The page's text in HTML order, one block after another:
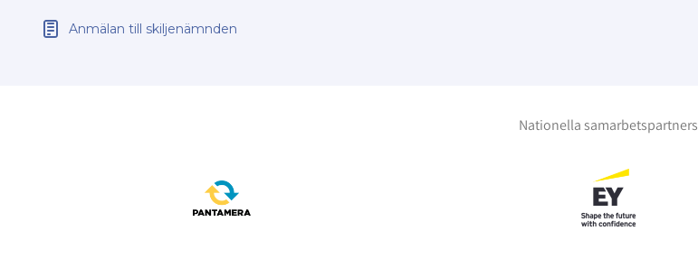
Anmälan till skiljenämnden
Nationella samarbetspartners